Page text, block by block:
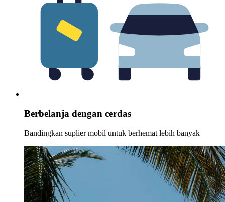
Berbelanja dengan cerdas
Bandingkan suplier mobil untuk berhemat lebih banyak